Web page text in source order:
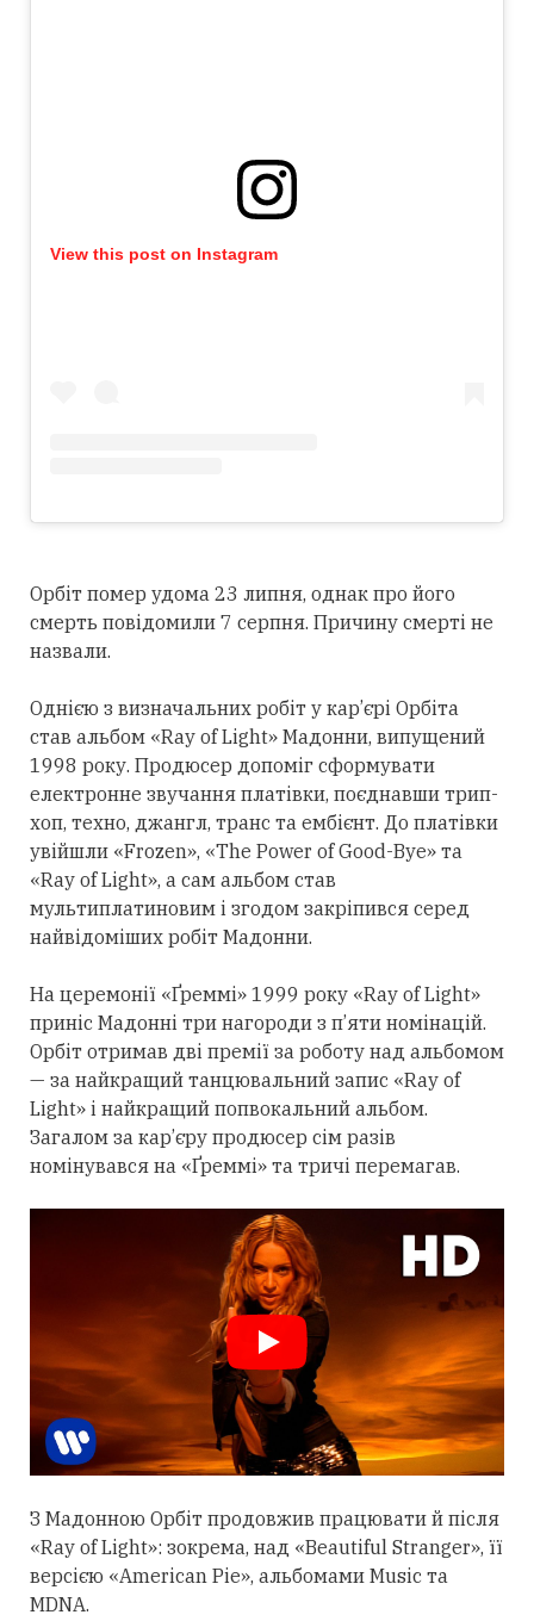
View this post on Instagram
Орбіт помер удома 23 липня, однак про його
смерть повідомили 7 серпня. Причину смерті не
назвали.
Однією з визначальних робіт у кар’єрі Орбіта
став альбом «Ray of Light» Мадонни, випущений
1998 року. Продюсер допоміг сформувати
електронне звучання платівки, поєднавши трип-
хоп, техно, джангл, транс та ембієнт. До платівки
увійшли «Frozen», «The Power of Good-Bye» та
«Ray of Light», а сам альбом став
мультиплатиновим і згодом закріпився серед
найвідоміших робіт Мадонни.
На церемонії «Ґреммі» 1999 року «Ray of Light»
приніс Мадонні три нагороди з п’яти номінацій.
Орбіт отримав дві премії за роботу над альбомом
— за найкращий танцювальний запис «Ray of
Light» і найкращий попвокальний альбом.
Загалом за кар’єру продюсер сім разів
номінувався на «Ґреммі» та тричі перемагав.
З Мадонною Орбіт продовжив працювати й після
«Ray of Light»: зокрема, над «Beautiful Stranger», її
версією «American Pie», альбомами Music та
MDNA.